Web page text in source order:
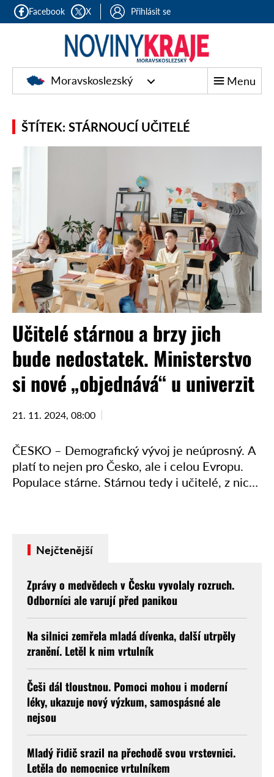
Facebook X Přihlásit se
Moravskoslezský Menu
ŠTÍTEK: STÁRNOUCÍ UČITELÉ
Učitelé stárnou a brzy jich
bude nedostatek. Ministerstvo
si nové „objednává“ u univerzit
21. 11. 2024, 08:00
ČESKO – Demografický vývoj je neúprosný. A
platí to nejen pro Česko, ale i celou Evropu.
Populace stárne. Stárnou tedy i učitelé, z nichž
Nejčtenější
Zprávy o medvědech v Česku vyvolaly rozruch.
Odborníci ale varují před panikou
Na silnici zemřela mladá dívenka, další utrpěly
zranění. Letěl k nim vrtulník
Češi dál tloustnou. Pomoci mohou i moderní
léky, ukazuje nový výzkum, samospásné ale
nejsou
Mladý řidič srazil na přechodě svou vrstevnici.
Letěla do nemocnice vrtulníkem